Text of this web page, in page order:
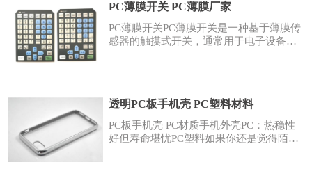
3：然后改用pvc塑料或pp料外壳，只是它
们共同缺点就是容易老化开裂，容易造成
破损。4：到了2
PC薄膜开关 PC薄膜厂家
PC薄膜开关PC薄膜开关是一种基于薄膜传
感器的触摸式开关，通常用于电子设备中
膜开关的优势：1、高透明度：PC薄膜具
薄膜开关，可以显示背景图像或图形。2、
易于印刷：PC薄膜表面光滑平整，墨水附
着力强，能够
透明PC板手机壳 PC塑料材料
PC板手机壳 PC材质手机外壳PC：热稳性
好但寿命堪忧PC塑料如果你还是觉得陌生